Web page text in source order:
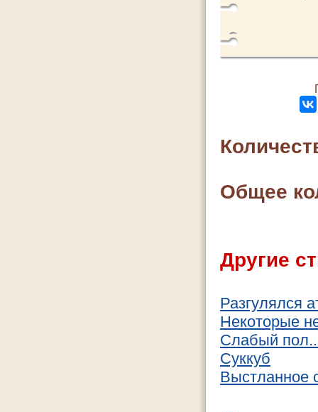
Общее
Другие
Разгулялся
Некоторые
Слабый
Суккуб
Выстланное